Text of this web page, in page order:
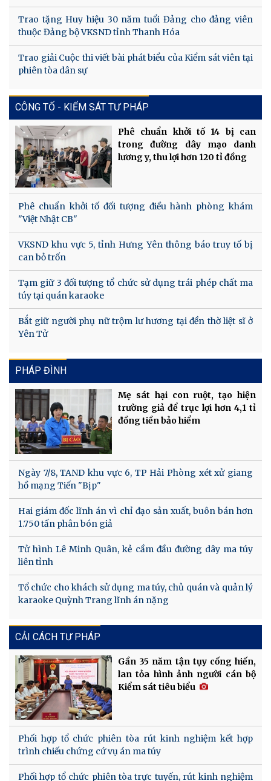
Trao tặng Huy hiệu 30 năm tuổi Đảng cho đảng viên
thuộc Đảng bộ VKSND tỉnh Thanh Hóa
Trao giải Cuộc thi viết bài phát biểu của Kiểm sát viên tại
phiên tòa dân sự
CÔNG TỐ - KIỂM SÁT TƯ PHÁP
Phê chuẩn khởi tố 14 bị can
trong đường dây mạo danh
lương y, thu lợi hơn 120 tỉ đồng
Phê chuẩn khởi tố đối tượng điều hành phòng khám
"Việt Nhật CB"
VKSND khu vực 5, tỉnh Hưng Yên thông báo truy tố bị
can bỏ trốn
Tạm giữ 3 đối tượng tổ chức sử dụng trái phép chất ma
túy tại quán karaoke
Bắt giữ người phụ nữ trộm lư hương tại đền thờ liệt sĩ ở
Yên Tử
PHÁP ĐÌNH
Mẹ sát hại con ruột, tạo hiện
trường giả để trục lợi hơn 4,1 tỉ
đồng tiền bảo hiểm
Ngày 7/8, TAND khu vực 6, TP Hải Phòng xét xử giang
hồ mạng Tiến "Bịp"
Hai giám đốc lĩnh án vì chỉ đạo sản xuất, buôn bán hơn
1.750 tấn phân bón giả
Tử hình Lê Minh Quân, kẻ cầm đầu đường dây ma túy
liên tỉnh
Tổ chức cho khách sử dụng ma túy, chủ quán và quản lý
karaoke Quỳnh Trang lĩnh án nặng
CẢI CÁCH TƯ PHÁP
Gần 35 năm tận tụy cống hiến,
lan tỏa hình ảnh người cán bộ
Kiểm sát tiêu biểu
Phối hợp tổ chức phiên tòa rút kinh nghiệm kết hợp
trình chiếu chứng cứ vụ án ma túy
Phối hợp tổ chức phiên tòa trực tuyến, rút kinh nghiệm